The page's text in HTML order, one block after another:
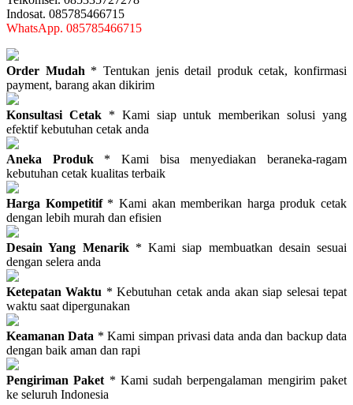
Indosat. 085785466715
WhatsApp. 085785466715
Order Mudah * Tentukan jenis detail produk cetak, konfirmasi
payment, barang akan dikirim
Konsultasi Cetak* Kami siap untuk memberikan solusi yang
efektif kebutuhan cetak anda
Aneka Produk * Kami bisa menyediakan beraneka-ragam
kebutuhan cetak kualitas terbaik
Harga Kompetitif* Kami akan memberikan harga produk cetak
dengan lebih murah dan efisien
Desain Yang Menarik* Kami siap membuatkan desain sesuai
dengan selera anda
Ketepatan Waktu * Kebutuhan cetak anda akan siap selesai tepat
waktu saat dipergunakan
Keamanan Data * Kami simpan privasi data anda dan backup data
dengan baik aman dan rapi
Pengiriman Paket * Kami sudah berpengalaman mengirim paket
ke seluruh Indonesia